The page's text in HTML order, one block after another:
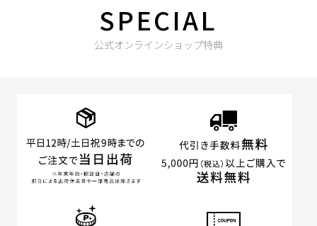
SPECIAL
公式オンラインショップ特典